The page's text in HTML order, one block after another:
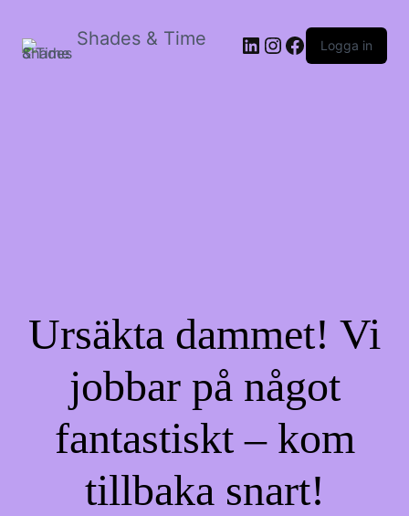
Shades & Time LinkedIn
Instagram
Facebook
Logga in
Ursäkta dammet! Vi
jobbar på något
fantastiskt – kom
tillbaka snart!